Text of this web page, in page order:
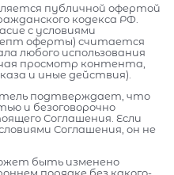
публичной офертой
кодекса РФ.
с условиями
оферты) считается
любого использования
просмотр контента,
и иные действия).
подтверждает, что
и безоговорочно
Соглашения. Если
Соглашения, он не
быть изменено
порядке без какого-